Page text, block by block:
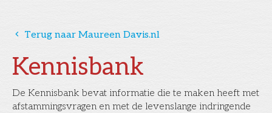
Kennisbank
De Kennisbank bevat informatie die te maken heeft met
afstammingsvragen en met de levenslange indringende
󰅁 Terug naar Maureen Davis.nl